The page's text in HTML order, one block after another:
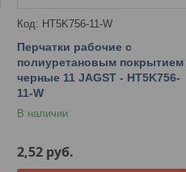
HT5K756-11-W
Перчатки рабочие с
полиуретановым покрытием
черные 11 JAGST - HT5K756-
11-W
В наличии
2,52 руб.